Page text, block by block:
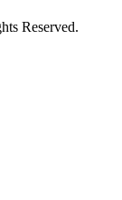
Reserved.